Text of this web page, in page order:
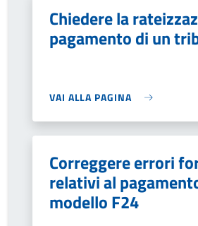
Chiedere la
pagamento di un
VAI ALLA PAGINA
Correggere errori
relativi al
modello F24